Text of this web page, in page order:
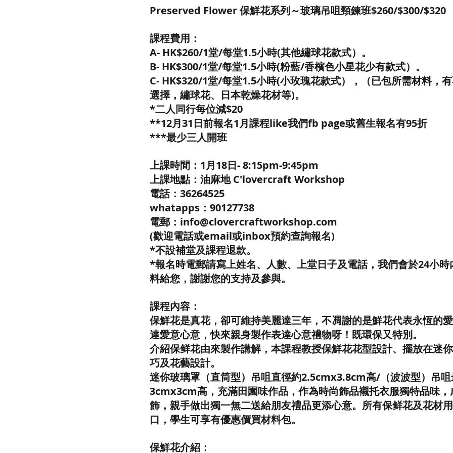
Preserved Flower 保鮮花系列～玻璃吊咀頸鍊班$260/$300/$320
課程費用：
A- HK$260/1堂/每堂1.5小時(其他繡球花款式）。
B- HK$300/1堂/每堂1.5小時(粉藍/香檳色小星花少有款式）。
C- HK$320/1堂/每堂1.5小時(小玫瑰花款式），（已包所需材料，
選擇，繡球花、日本乾燥花材等)。
*二人同行每位減$20
**12月31日前報名1月課程like我們fb page或舊生報名有95折
***最少三人開班
上課時間：1月18日- 8:15pm-9:45pm
上課地點：油麻地 C'lovercraft Workshop
電話：36264525
whatapps：90127738
電郵：info@clovercraftworkshop.com
(歡迎電話或email或inbox預約查詢報名)
*不設補堂及課程退款。
*報名時電郵請寫上姓名、人數、上堂日子及電話，我們會於24小時
料給您，謝謝您的支持及參與。
課程內容：
保鮮花是真花，卻可維持美麗達三年，不凋謝的是鮮花代表永恆的
達愛意心意，快來親身製作表達心意禮物呀！既環保又特別。
介紹保鲜花由來製作講解，本課程教授保鮮花花型設計、擺放在迷
巧及花藝設計。
迷你玻璃罩（直筒型）吊咀直徑約2.5cmx3.8cm高/（波波型）吊
3cmx3cm高，充滿田園味作品，作為時尚飾品襯托衣服獨特品味
飾，親手做出獨一無二送給朋友禮品更添心意。所有保鲜花及花材
口，學生可享有優惠價買材料包。
保鮮花介紹：